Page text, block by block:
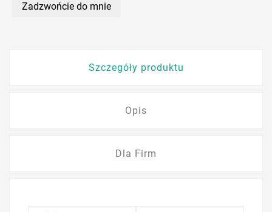
Zadzwońcie do mnie
Szczegóły produktu
Opis
Dla Firm